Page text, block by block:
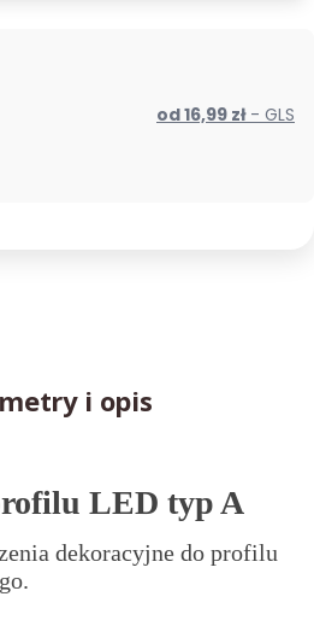
od 16,99 zł - GLS
i opis
LED typ A
dekoracyjne do profilu